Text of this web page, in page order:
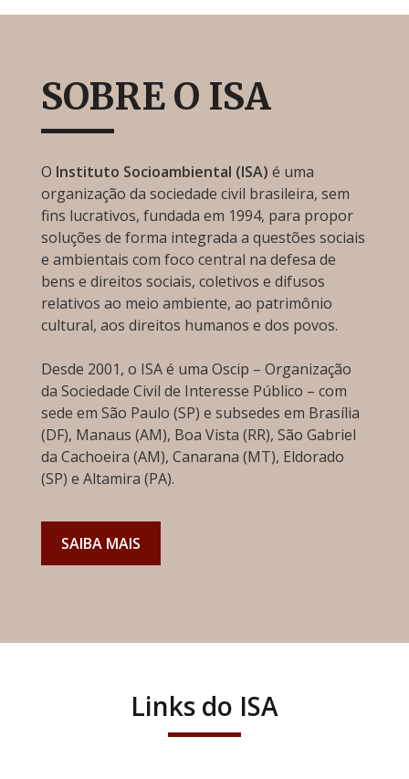
SOBRE O ISA
O Instituto Socioambiental (ISA) é uma
organização da sociedade civil brasileira, sem
fins lucrativos, fundada em 1994, para propor
soluções de forma integrada a questões sociais
e ambientais com foco central na defesa de
bens e direitos sociais, coletivos e difusos
relativos ao meio ambiente, ao patrimônio
cultural, aos direitos humanos e dos povos.
Desde 2001, o ISA é uma Oscip – Organização
da Sociedade Civil de Interesse Público – com
sede em São Paulo (SP) e subsedes em Brasília
(DF), Manaus (AM), Boa Vista (RR), São Gabriel
da Cachoeira (AM), Canarana (MT), Eldorado
(SP) e Altamira (PA).
SAIBA MAIS
Links do ISA